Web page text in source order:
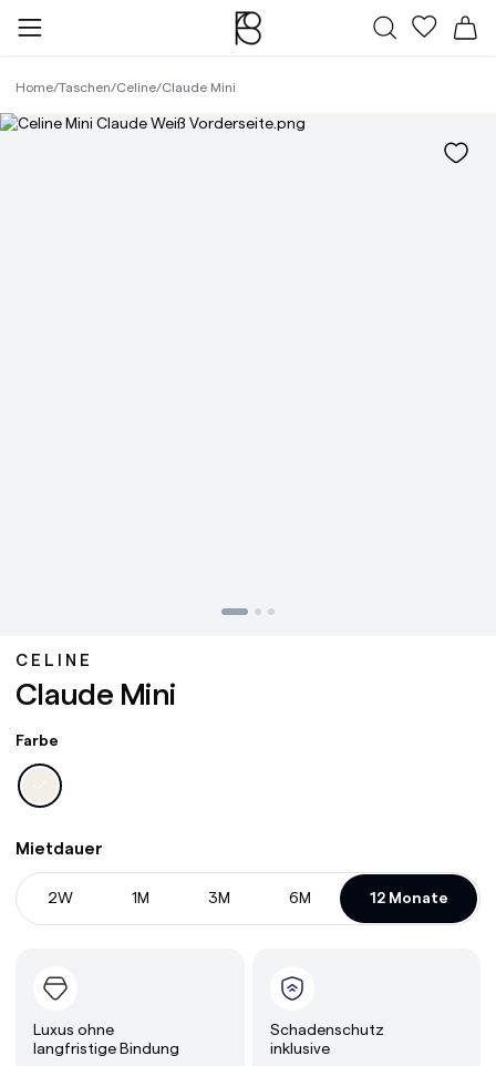
Alle Taschen
Meine
Home/Taschen/Celine/Claude Mini
CELINE
Claude Mini
Farbe
Mietdauer
2W 1M 3M 6M 12 Monate
Luxus ohne
langfristige Bindung
Schadenschutz
inklusive